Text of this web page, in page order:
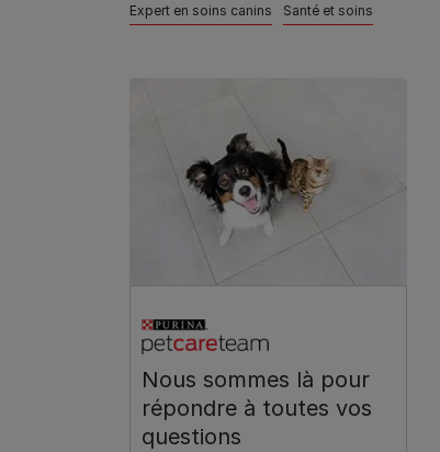
Expert en soins canins
Santé et soins
Nous sommes là pour
répondre à toutes vos
questions